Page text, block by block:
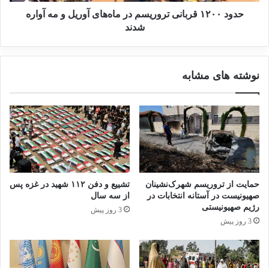
حدود ۱۲۰۰ قربانی تروریسم در ماه‌های آوریل و مه آواره
شدند
نوشته های مشابه
حمایت از تروریسم شهرک‌نشینان
صهیونیست در آستانه انتخابات در
رژیم صهیونیستی
3 روز پیش
تشییع و دفن ۱۱۲ شهید در غزه پس
از سه سال
3 روز پیش